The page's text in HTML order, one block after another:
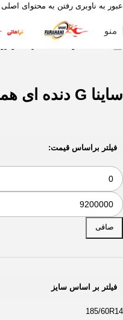
عبور به ناوبری رفتن به محتوای اصلی
منو
ساینا G دنده ای همه تیپ ها
فیلتر براساس قیمت:
صافی
فیلتر بر اساس سایز
185/60R14